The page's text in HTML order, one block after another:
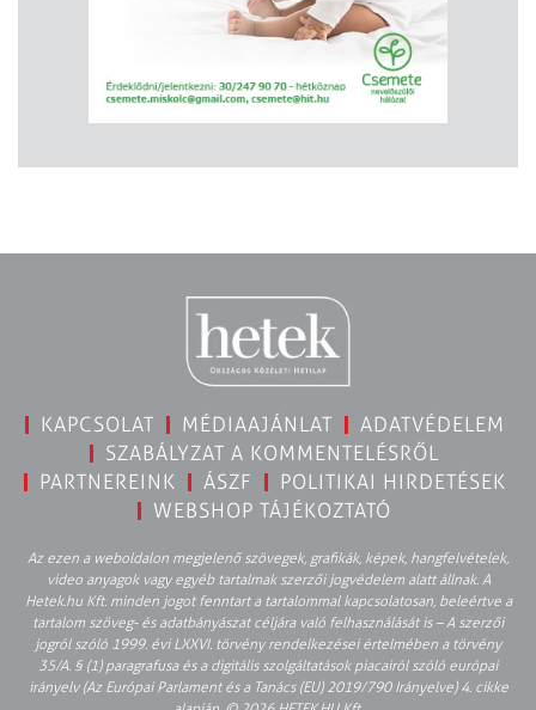
KAPCSOLAT MÉDIAAJÁNLAT
ADATVÉDELEM
SZABÁLYZAT A KOMMENTELÉSRŐL
PARTNEREINK
ÁSZF
POLITIKAI HIRDETÉSEK
WEBSHOP TÁJÉKOZTATÓ
Az ezen a weboldalon megjelenő szövegek, grafikák, képek, hangfelvételek,
video anyagok vagy egyéb tartalmak szerzői jogvédelem alatt állnak. A
Hetek.hu Kft. minden jogot fenntart a tartalommal kapcsolatosan, beleértve a
tartalom szöveg- és adatbányászat céljára való felhasználását is – A szerzői
jogról szóló 1999. évi LXXVI. törvény rendelkezései értelmében a törvény
35/A. § (1) paragrafusa és a digitális szolgáltatások piacairól szóló európai
irányelv (Az Európai Parlament és a Tanács (EU) 2019/790 Irányelve) 4. cikke